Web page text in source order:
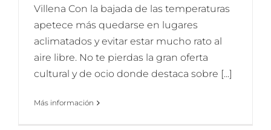
Villena Con la bajada de las temperaturas
apetece más quedarse en lugares
aclimatados y evitar estar mucho rato al
aire libre. No te pierdas la gran oferta
cultural y de ocio donde destaca sobre [...]
Más información